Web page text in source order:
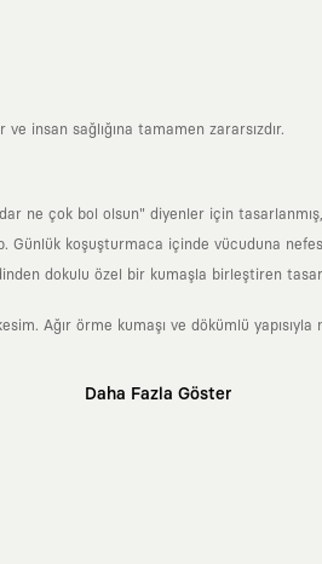
insan sağlığına tamamen zararsızdır.
ne çok bol olsun" diyenler için
koşuşturmaca içinde vücuduna
dokulu özel bir kumaşla birleştiren
Ağır örme kumaşı ve dökümlü
Daha Fazla Göster